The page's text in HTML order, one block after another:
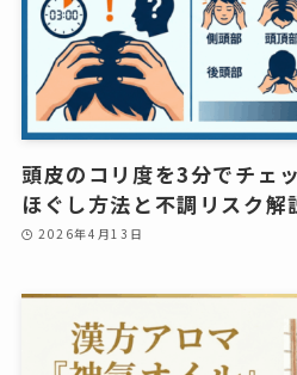
頭皮のコリ度を3分でチェ
ほぐし方法と不調リスク解
2026年4月13日